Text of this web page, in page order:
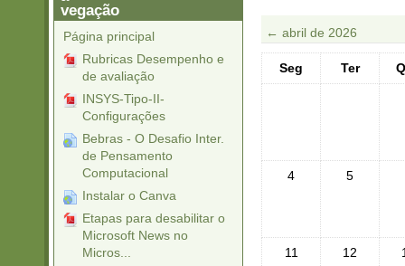
← abril de 2026
Seg Ter
4 5
11 12
vegação
Página principal
Rubricas Desempenho e
de avaliação
INSYS-Tipo-II-
Configurações
Bebras - O Desafio Inter.
de Pensamento
Computacional
Instalar o Canva
Etapas para desabilitar o
Microsoft News no
Micros...